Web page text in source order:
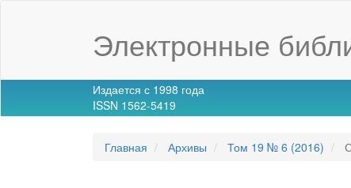
Электронные
Издается с 1998 года
ISSN 1562-5419
Главная Архивы Том 19 № 6 (2016)